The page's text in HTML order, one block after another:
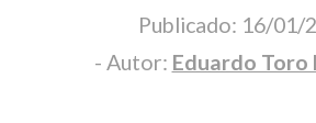
Publicado: 16/01/
- Autor: Eduardo Toro